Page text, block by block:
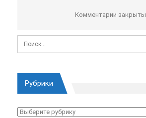
Комментарии закрыты.
Рубрики
Рубрики